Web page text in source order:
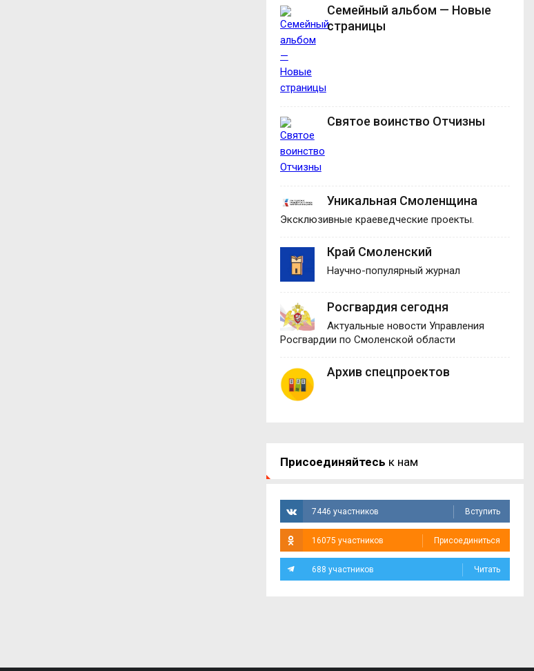
Семейный альбом — Новые
страницы
Святое воинство Отчизны
Уникальная Смоленщина
Эксклюзивные краеведческие проекты.
Край Смоленский
Научно-популярный журнал
Росгвардия сегодня
Актуальные новости Управления
Росгвардии по Смоленской области
Архив спецпроектов
Присоединяйтесь к нам
7446 участников Вступить
16075 участников Присоединиться
688 участников Читать